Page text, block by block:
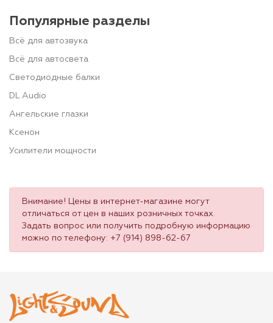
Популярные разделы
Всё для автозвука
Всё для автосвета
Светодиодные балки
DL Audio
Ангельские глазки
Ксенон
Усилители мощности
Внимание! Цены в интернет-магазине могут
отличаться от цен в наших розничных точках.
Задать вопрос или получить подробную информацию
можно по телефону: +7 (914) 898-62-67